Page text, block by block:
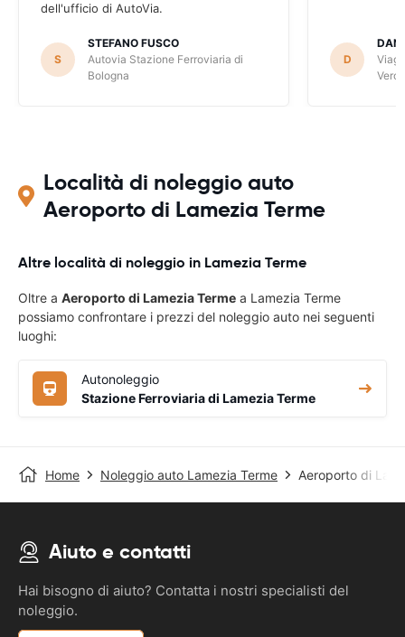
dell'ufficio di AutoVia.
S
STEFANO FUSCO
Autovia Stazione Ferroviaria di
Bologna
D
Località di noleggio auto
Aeroporto di Lamezia Terme
Altre località di noleggio in Lamezia Terme
Oltre a Aeroporto di Lamezia Terme a Lamezia Terme
possiamo confrontare i prezzi del noleggio auto nei seguenti
luoghi:
Autonoleggio
Stazione Ferroviaria di Lamezia Terme
Home Noleggio auto Lamezia Terme Aeroporto di
Aiuto e contatti
Hai bisogno di aiuto? Contatta i nostri specialisti del
noleggio.